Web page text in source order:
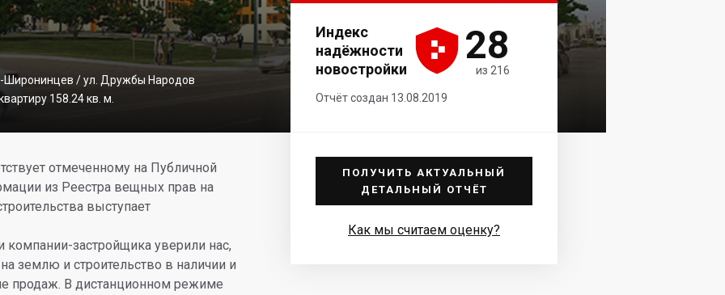
Широнинцев / ул. Дружбы Народов
158.24 кв. м.
отмеченному на Публичной
из Реестра вещных прав на
выступает
компании-застройщика уверили нас,
землю и строительство в наличии и
продаж. В дистанционном режиме
Индекс
надёжности
новостройки 



28
из 216
Отчёт создан 13.08.2019
ПОЛУЧИТЬ АКТУАЛЬНЫЙ
ДЕТАЛЬНЫЙ ОТЧЁТ
Как мы считаем оценку?